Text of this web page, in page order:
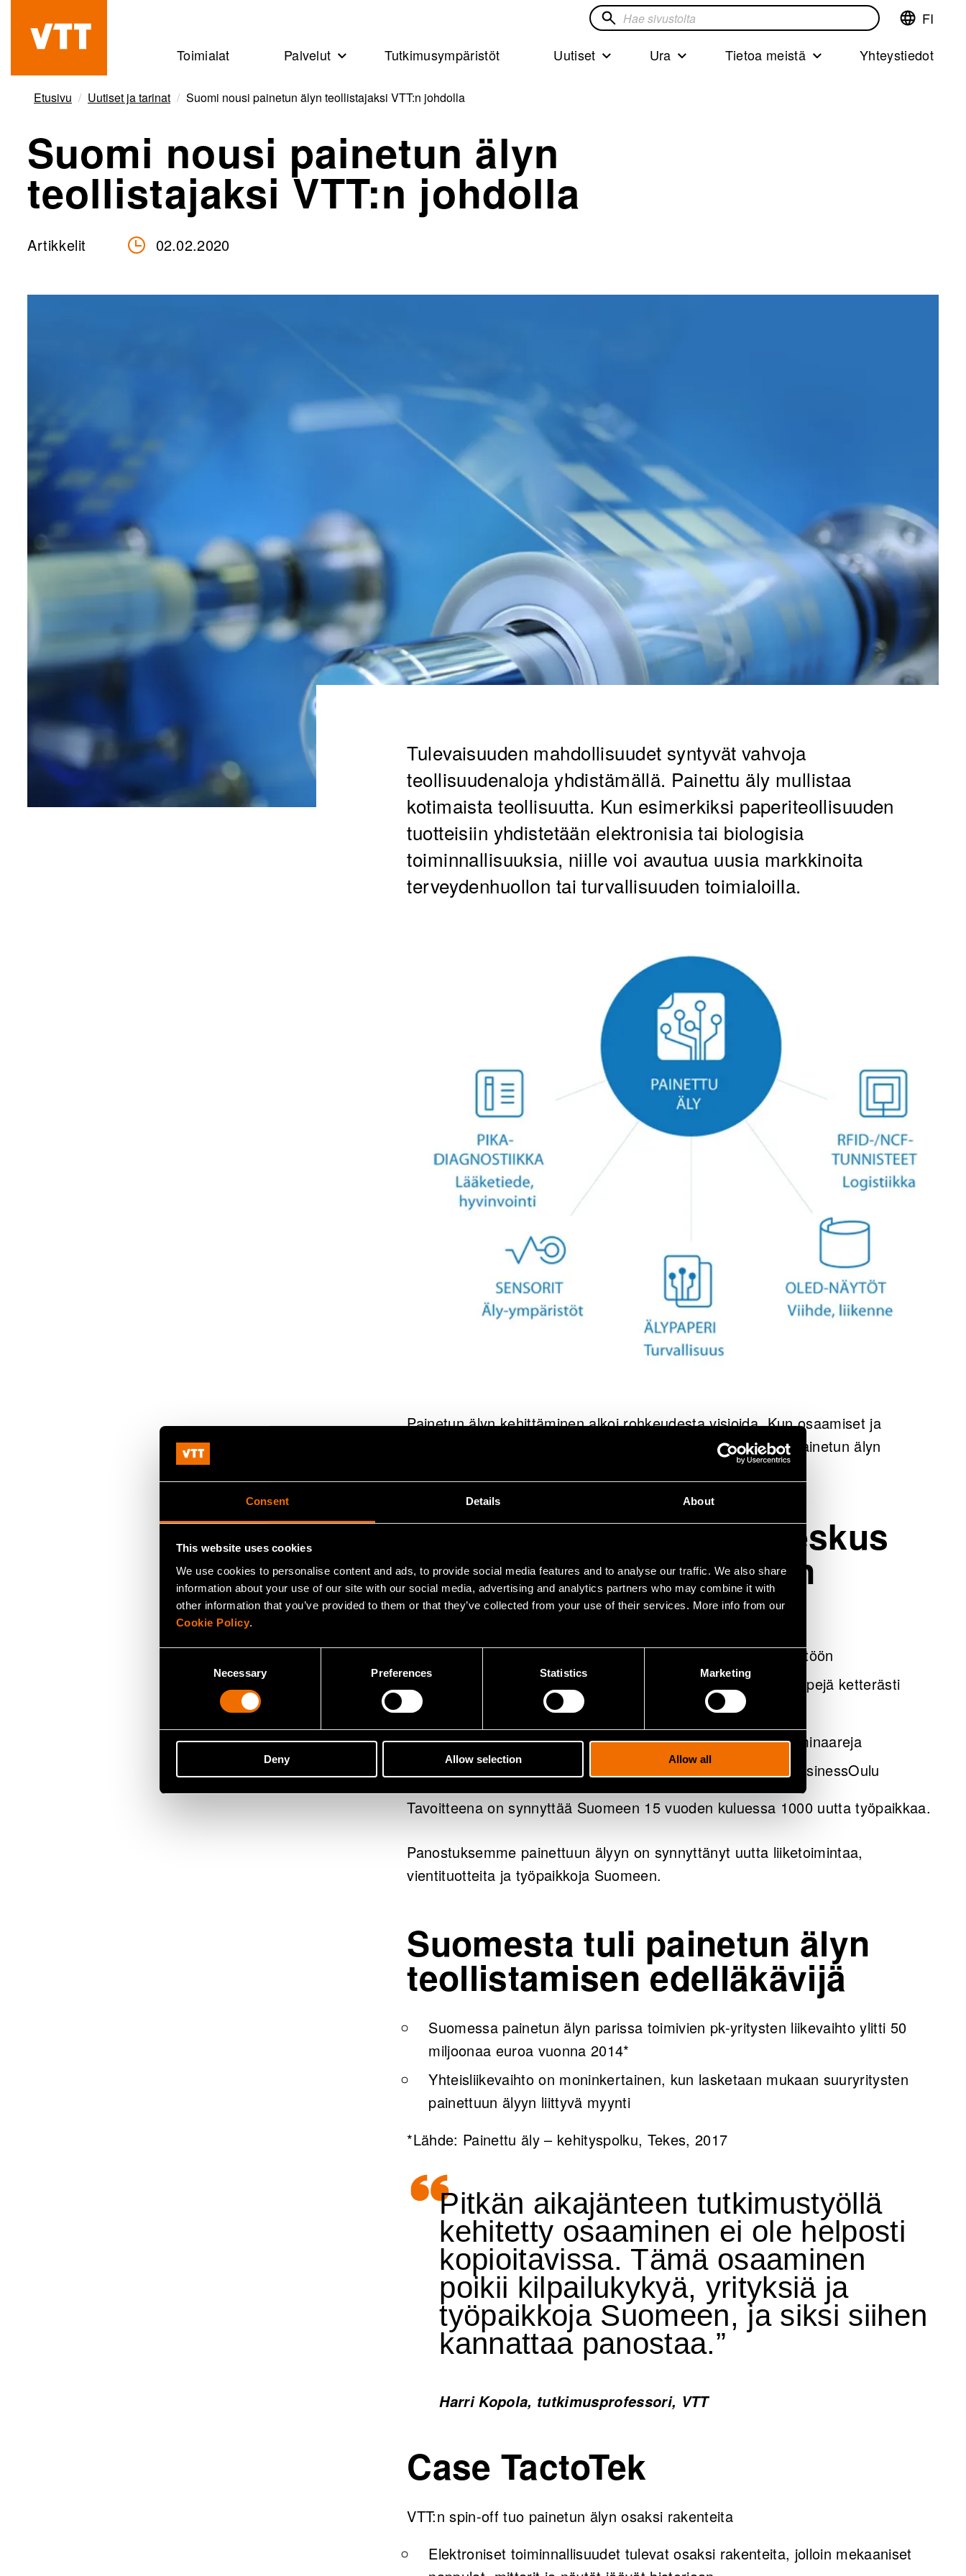
Consent Details About
This website uses cookies
We use cookies to personalise content and ads, to provide social media features and to analyse our traffic. We also share
information about your use of our site with our social media, advertising and analytics partners who may combine it with
other information that you’ve provided to them or that they’ve collected from your use of their services. More info from our
Cookie Policy.
Necessary Preferences Statistics Marketing
Deny Allow selection Allow all
pääsisältöön
Beyond
the
obvious
Vaihda
kieliFinnish
FI
Hae
Toimialat Palvelut Tutkimusympäristöt Uutiset Ura Tietoa meistä Yhteystiedot
Etusivu Uutiset ja tarinat Suomi nousi painetun älyn teollistajaksi VTT:n johdolla
Suomi nousi painetun älyn
teollistajaksi VTT:n johdolla
Artikkelit 02.02.2020
​​Tulevaisuuden mahdollisuudet syntyvät vahvoja
teollisuudenaloja yhdistämällä. Painettu äly mullistaa
kotimaista teollisuutta. Kun esimerkiksi paperiteollisuuden
tuotteisiin yhdistetään elektronisia tai biologisia
toiminnallisuuksia, niille voi avautua uusia markkinoita
terveydenhuollon tai turvallisuuden toimialoilla.
​​Painetun älyn kehittäminen alkoi rohkeudesta visioida. Kun osaamiset ja
teknologiset valmiudet kasvoivat, myös yritykset tarttuivat painetun älyn
PrintoCent-innovaatiokeskus
vauhdittaa painetun älyn
kaupallistamista
Painetun älyn tutkimustulokset nopeasti teollisuuden käyttöön
Yrityksille mahdollisuus kehittää ja kokeilla tuoteprototyyppejä ketterästi
Ympärillä EU:n laajuinen yhteistyöverkosto
Yrittäjyyshankkeita, koulutusta, innovaatiokilpailuja ja seminaareja
Mukana Oulun yliopisto, Oulun ammattikorkeakoulu ja BusinessOulu
Tavoitteena on synnyttää Suomeen 15 vuoden kuluessa 1000 uutta työpaikkaa.
Panostuksemme painettuun älyyn on synnyttänyt uutta liiketoimintaa,
vientituotteita ja työpaikkoja Suomeen.
​​Suomesta tuli painetun älyn
teollistamisen edelläkävijä
Suomessa painetun älyn parissa toimivien pk-yritysten liikevaihto ylitti 50
miljoonaa euroa vuonna 2014*
Yhteisliikevaihto on moninkertainen, kun lasketaan mukaan suuryritysten
painettuun älyyn liittyvä myynti
*Lähde: Painettu äly – kehityspolku, Tekes, 2017
Pitkän aikajänteen tutkimustyöllä
kehitetty osaaminen ei ole helposti
kopioitavissa. Tämä osaaminen
poikii kilpailukykyä, yrityksiä ja
työpaikkoja Suomeen, ja siksi siihen
kannattaa panostaa.”
Harri Kopola, tutkimusprofessori, VTT
Case TactoTek
VTT:n spin-off tuo painetun älyn osaksi rakenteita
Elektroniset toiminnallisuudet tulevat osaksi rakenteita, jolloin mekaaniset